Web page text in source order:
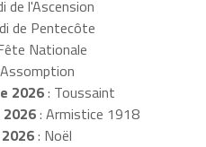
de l'Ascension
de Pentecôte
Nationale
2026: Toussaint
: Armistice 1918
: Noël